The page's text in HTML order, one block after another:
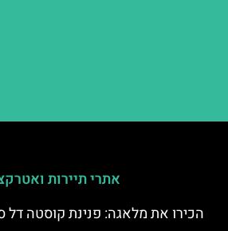
אתרי תיירות
הכירו את מלאגה: פנינת קוסטה